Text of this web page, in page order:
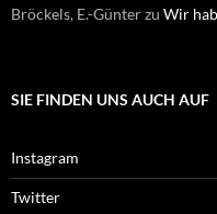
Bröckels, E.-Günterzu Wir
SIE FINDEN UNS AUCH AUF
Instagram
Twitter